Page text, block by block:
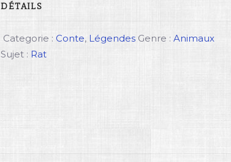
DÉTAILS
Categorie :Conte, Légendes Genre :Animaux
Sujet : Rat